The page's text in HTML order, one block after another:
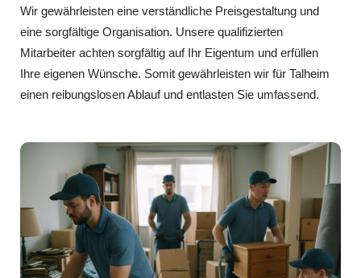
Wir gewährleisten eine verständliche Preisgestaltung und
eine sorgfältige Organisation. Unsere qualifizierten
Mitarbeiter achten sorgfältig auf Ihr Eigentum und erfüllen
Ihre eigenen Wünsche. Somit gewährleisten wir für Talheim
einen reibungslosen Ablauf und entlasten Sie umfassend.